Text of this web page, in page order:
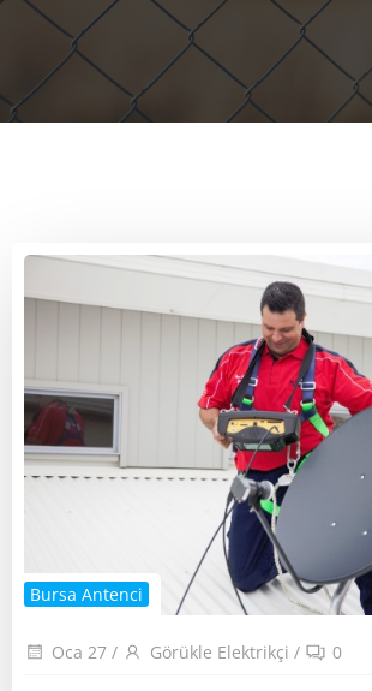
Bursa Antenci
Oca 27 / Görükle Elektrikçi / 0